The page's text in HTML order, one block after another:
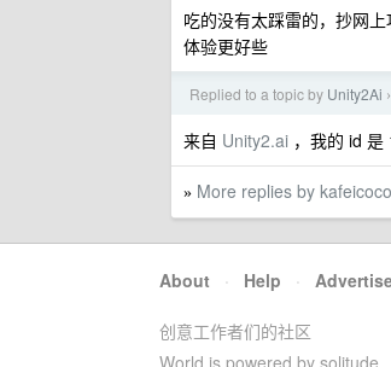
吃的没有太踩雷的，抄网
体验更好些
Replied to a topic by Unity2Ai ›
来自 Unity2.ai ，我的 id 是
» More replies by
About · Help ·
创意工作者们的社区
World is powered by solitude